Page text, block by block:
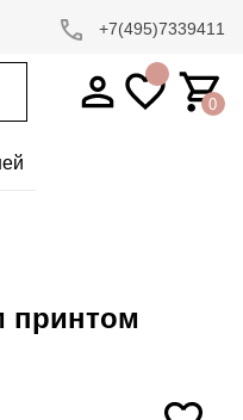
+7(495)7339411
0
принтом